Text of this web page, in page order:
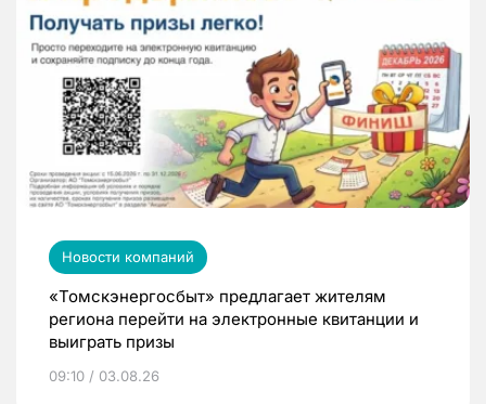
Новости компаний
«Томскэнергосбыт» предлагает жителям
региона перейти на электронные квитанции и
выиграть призы
09:10 / 03.08.26